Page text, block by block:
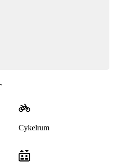
Cykelrum